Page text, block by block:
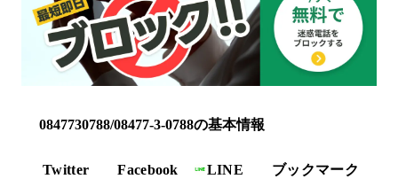
0847730788/08477-3-0788の基本情報
Twitter Facebook LINE
ブックマーク